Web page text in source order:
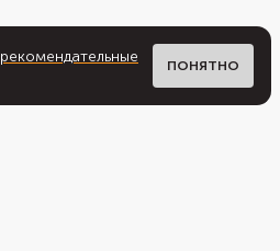
рекомендательные
ПОНЯТНО